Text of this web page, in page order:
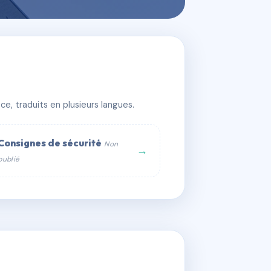
traduits en plusieurs langues.
de sécurité Non
→